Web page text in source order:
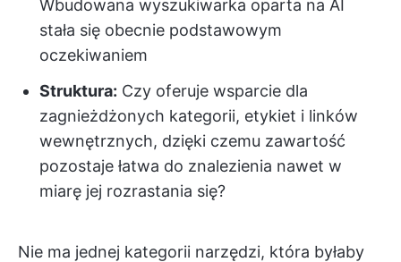
Wbudowana wyszukiwarka oparta na AI
stała się obecnie podstawowym
oczekiwaniem
Struktura: Czy oferuje wsparcie dla
zagnieżdżonych kategorii, etykiet i linków
wewnętrznych, dzięki czemu zawartość
pozostaje łatwa do znalezienia nawet w
miarę jej rozrastania się?
Nie ma jednej kategorii narzędzi, która byłaby